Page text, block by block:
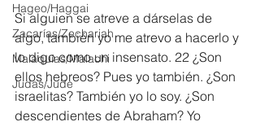
Hageo/Haggai
Zacarías/Zechariah
Malaquías/Malachi
Judas/Jude
Si alguien se atreve a dárselas de
algo, también yo me atrevo a hacerlo y
lo digo como un insensato. 22 ¿Son
ellos hebreos? Pues yo también. ¿Son
israelitas? También yo lo soy. ¿Son
descendientes de Abraham? Yo